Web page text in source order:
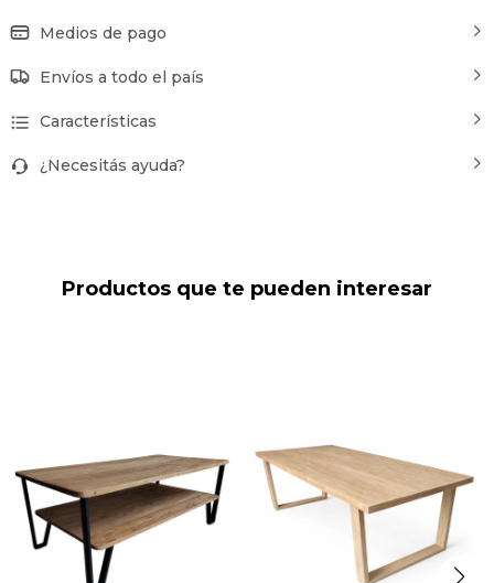
Medios de pago
Envíos a todo el país
Características
¿Necesitás ayuda?
Productos que te pueden interesar